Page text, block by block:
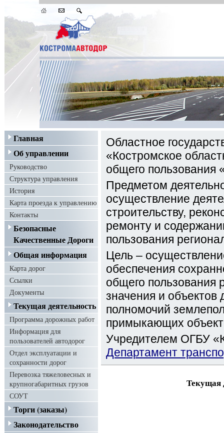
Главная
Об управлении
Руководство
Структура управления
История
Карта проезда к управлению
Контакты
Безопасные
Качественные Дороги
Общая информация
Карта дорог
Ссылки
Документы
Текущая деятельность
Программа дорожных работ
Информация для
пользователей автодорог
Отдел эксплуатации и
сохранности дорог
Перевозка тяжеловесных и
крупногабаритных грузов
СОУТ
Торги (заказы)
Законодательство
Областное
«Костромское
общего пользования
Предметом
осуществление
строительству,
ремонту и
пользования
Цель –
обеспечения
общего пользования
значения и объектов
полномочий
примыкающих
Учредителем ОГБУ
Департамент
Текущая